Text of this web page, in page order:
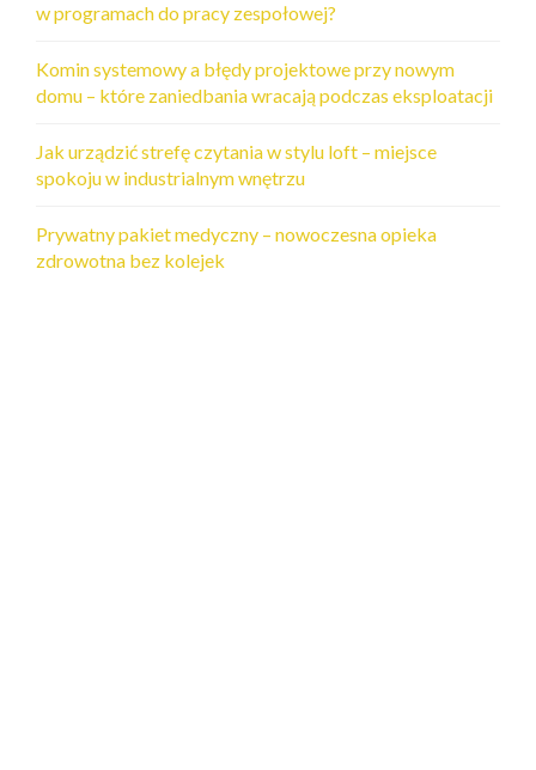
w programach do pracy zespołowej?
Komin systemowy a błędy projektowe przy nowym
domu – które zaniedbania wracają podczas eksploatacji
Jak urządzić strefę czytania w stylu loft – miejsce
spokoju w industrialnym wnętrzu
Prywatny pakiet medyczny – nowoczesna opieka
zdrowotna bez kolejek